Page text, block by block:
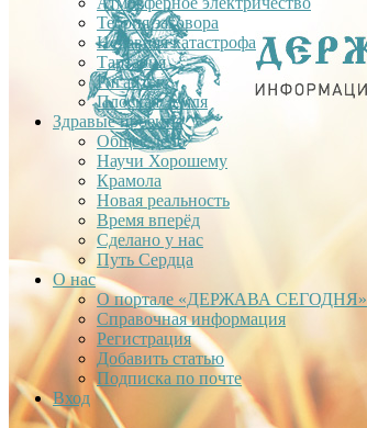
Теория заговора
Недавняя катастрофа
Тартария
Гиганты
Плоская Земля
Здравые проекты
Общее дело
Научи Хорошему
Крамола
Новая реальность
Время вперёд
Сделано у нас
Путь Сердца
О нас
О портале «ДЕРЖАВА СЕГОДНЯ»
Справочная информация
Регистрация
Добавить статью
Подписка по почте
Вход